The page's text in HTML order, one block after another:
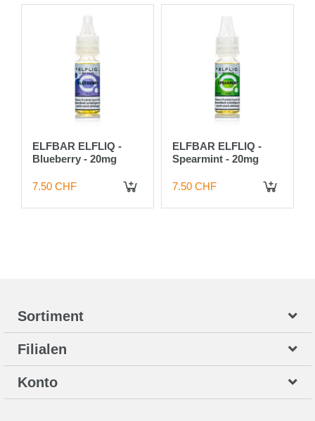
ELFBAR ELFLIQ -
Blueberry - 20mg
7.50 CHF
ELFBAR ELFLIQ -
Spearmint - 20mg
7.50 CHF
Sortiment
Filialen
Konto